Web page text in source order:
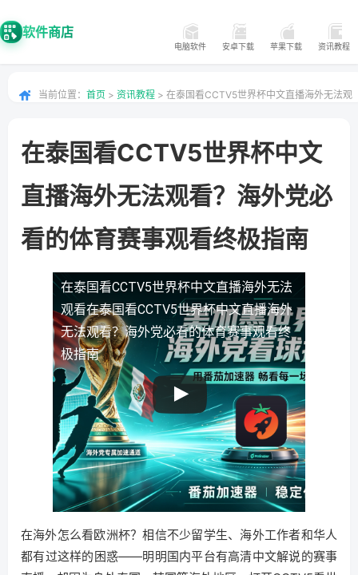
软件商店
电脑软件 安卓下载 苹果下载 资讯教程
当前位置： 首页 > 资讯教程 > 在泰国看CCTV5世界杯中文直播海外无法观
在泰国看CCTV5世界杯中文
直播海外无法观看？海外党必
看的体育赛事观看终极指南
在泰国看CCTV5世界杯中文直播海外无法
观看在泰国看CCTV5世界杯中文直播海外
无法观看？海外党必看的体育赛事观看终
极指南
在海外怎么看欧洲杯？相信不少留学生、海外工作者和华人
都有过这样的困惑——明明国内平台有高清中文解说的赛事